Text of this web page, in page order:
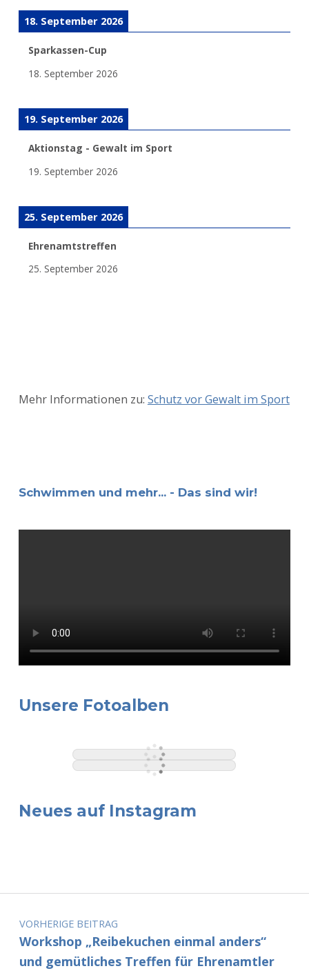
18. September 2026
Sparkassen-Cup
18. September 2026
19. September 2026
Aktionstag - Gewalt im Sport
19. September 2026
25. September 2026
Ehrenamtstreffen
25. September 2026
Mehr Informationen zu: Schutz vor Gewalt im Sport
Schwimmen und mehr... - Das sind wir!
Unsere Fotoalben
Neues auf Instagram
Beitragsnavigation
VORHERIGE BEITRAG
Workshop „Reibekuchen einmal anders“
und gemütliches Treffen für Ehrenamtler